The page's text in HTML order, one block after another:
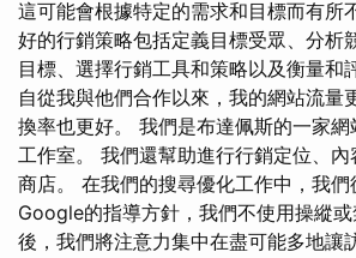
這可能會根據特定的需求和目標而有所
好的行銷策略包括定義目標受眾、分析
目標、選擇行銷工具和策略以及衡量和
自從我與他們合作以來，我的網站流量
換率也更好。 我們是布達佩斯的一家
工作室。 我們還幫助進行行銷定位、
商店。 在我們的搜尋優化工作中，我
Google的指導方針，我們不使用操縱
後，我們將注意力集中在盡可能多地讓